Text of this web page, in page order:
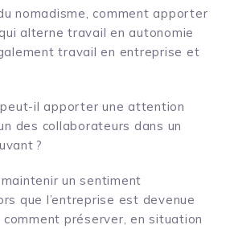
nomadisme, comment apporter
qui alterne travail en autonomie
alement travail en entreprise et
-il apporter une attention
des collaborateurs dans un
?
un sentiment
que l’entreprise est devenue
comment préserver, en situation